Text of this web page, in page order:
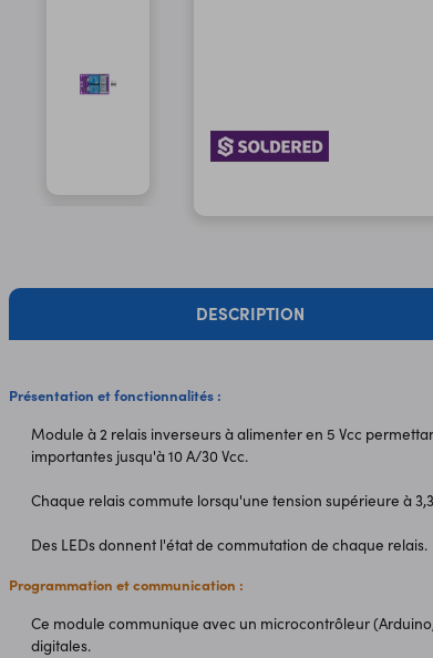
DESCRIPTION
Présentation et fonctionnalités :
Module à 2 relais inverseurs à alimenter en 5 Vcc
importantes jusqu'à 10 A/30 Vcc.
Chaque relais commute lorsqu'une tension supérieure à
Des LEDs donnent l'état de commutation de chaque relais.
Programmation et communication :
Ce module communique avec un microcontrôleur
digitales.